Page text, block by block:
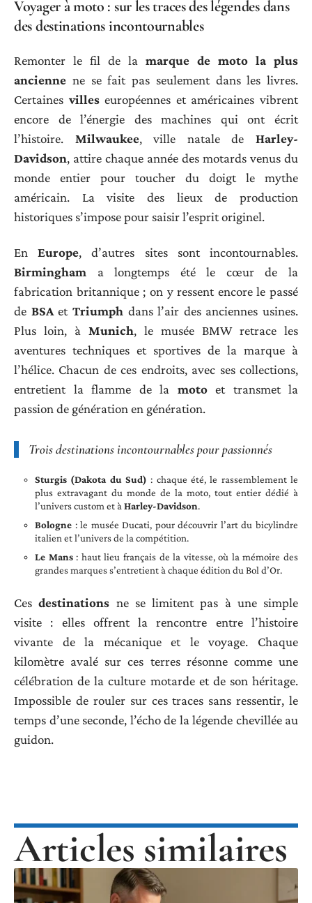
Voyager à moto : sur les traces des légendes dans
des destinations incontournables
Remonter le fil de la marque de moto la plus
ancienne ne se fait pas seulement dans les livres.
Certaines villeseuropéennes et américaines vibrent
encore de l’énergie des machines qui ont écrit
l’histoire. Milwaukee, ville natale deHarley-
Davidson, attire chaque année des motards venus du
monde entier pour toucher du doigt le mythe
américain. La visite des lieux de production
historiques s’impose pour saisir l’esprit originel.
EnEurope, d’autres sites sont incontournables.
Birmingham a longtemps été le cœur de la
fabrication britannique ; on y ressent encore le passé
de BSAet Triumph dans l’air des anciennes usines.
Plus loin, à Munich, le musée BMW retrace les
aventures techniques et sportives de la marque à
l’hélice. Chacun de ces endroits, avec ses collections,
entretient la flamme de la motoet transmet la
passion de génération en génération.
Trois destinations incontournables pour passionnés
Sturgis (Dakota du Sud) : chaque été, le rassemblement le
plus extravagant du monde de la moto, tout entier dédié à
l’univers custom et àHarley-Davidson.
Bologne : le musée Ducati, pour découvrir l’art du bicylindre
italien et l’univers de la compétition.
Le Mans: haut lieu français de la vitesse, où la mémoire des
grandes marques s’entretient à chaque édition du Bol d’Or.
Cesdestinations ne se limitent pas à une simple
visite : elles offrent la rencontre entre l’histoire
vivante de la mécanique et le voyage. Chaque
kilomètre avalé sur ces terres résonne comme une
célébration de la culture motarde et de son héritage.
Impossible de rouler sur ces traces sans ressentir, le
temps d’une seconde, l’écho de la légende chevillée au
guidon.
Articles similaires